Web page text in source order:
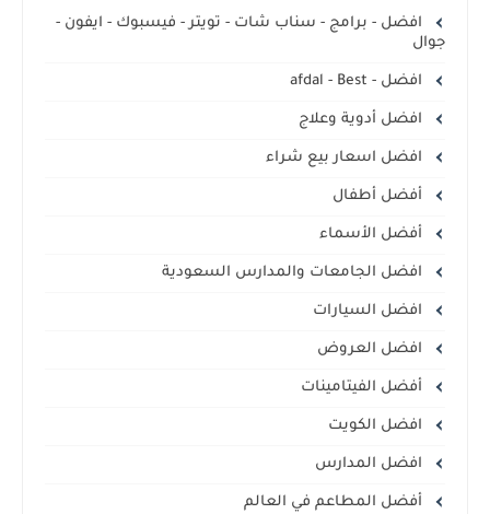
افضل - برامج - سناب شات - تويتر - فيسبوك - ايفون -
جوال
افضل - afdal - Best
افضل أدوية وعلاج
افضل اسعار بيع شراء
أفضل أطفال
أفضل الأسماء
افضل الجامعات والمدارس السعودية
افضل السيارات
افضل العروض
أفضل الفيتامينات
افضل الكويت
افضل المدارس
أفضل المطاعم في العالم